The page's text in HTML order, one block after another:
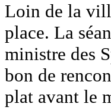
Loin de la
place. La
ministre des
bon de
plat avant le